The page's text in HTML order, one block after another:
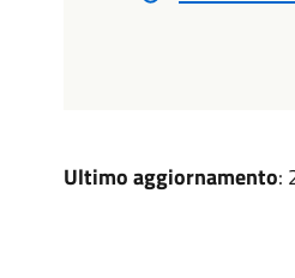
Ultimo aggiornamento: